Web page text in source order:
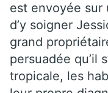
est envoyée sur
d’y soigner
grand
persuadée qu’il
tropicale, les